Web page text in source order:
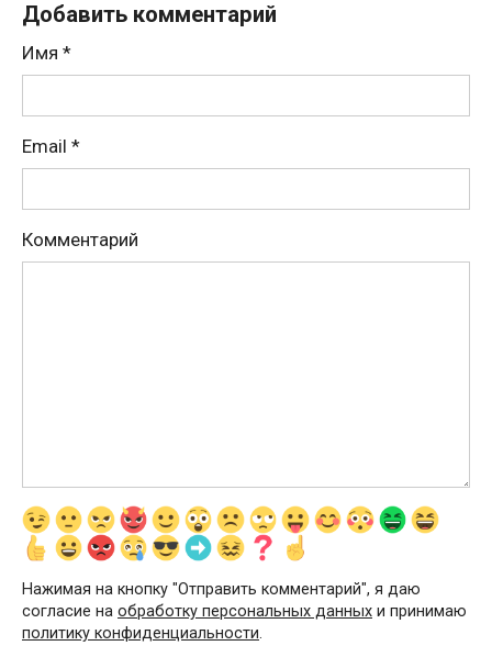
Добавить комментарий
Имя *
Email *
Комментарий
Нажимая на кнопку "Отправить комментарий", я даю
согласие на обработку персональных данных и принимаю
политику конфиденциальности.